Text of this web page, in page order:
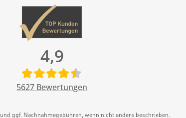
4,9
5627 Bewertungen
und ggf. Nachnahmegebühren, wenn nicht anders beschrieben.